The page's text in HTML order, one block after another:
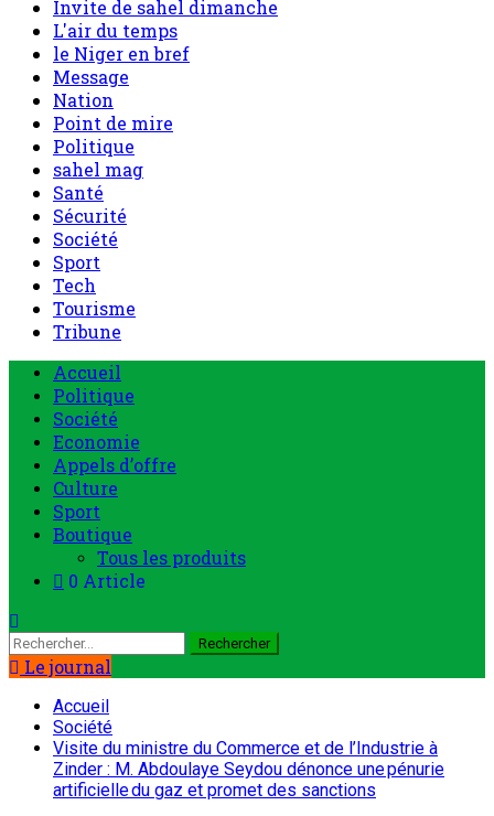
Invite de sahel dimanche
L'air du temps
le Niger en bref
Message
Nation
Point de mire
Politique
sahel mag
Santé
Sécurité
Société
Sport
Tech
Tourisme
Tribune
Accueil
Politique
Société
Economie
Appels d’offre
Culture
Sport
Boutique
Tous les produits
0 Article
Le journal
Accueil
Société
Visite du ministre du Commerce et de l’Industrie à
Zinder : M. Abdoulaye Seydou dénonce une pénurie
artificielle du gaz et promet des sanctions